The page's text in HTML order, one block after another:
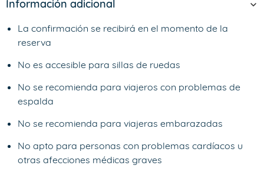
Información adicional
La confirmación se recibirá en el momento de la
reserva
No es accesible para sillas de ruedas
No se recomienda para viajeros con problemas de
espalda
No se recomienda para viajeras embarazadas
No apto para personas con problemas cardíacos u
otras afecciones médicas graves